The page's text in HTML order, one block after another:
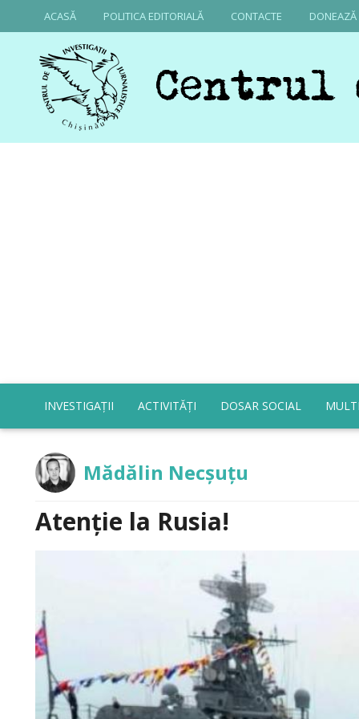
ACASĂ POLITICA EDITORIALĂ CONTACTE DONEAZĂ
INVESTIGAȚII ACTIVITĂȚI DOSAR SOCIAL
Mădălin Necșuțu
Atenție la Rusia!